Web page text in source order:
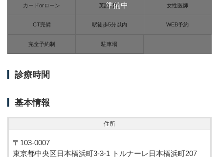
準備中
カードorローン 英語対応 女性医師
CT完備 駅徒歩5分以内 WEB予約
完全予約制 駐車場
診療時間
基本情報
住所
〒103-0007
東京都中央区日本橋浜町3-3-1 トルナーレ日本橋浜町207